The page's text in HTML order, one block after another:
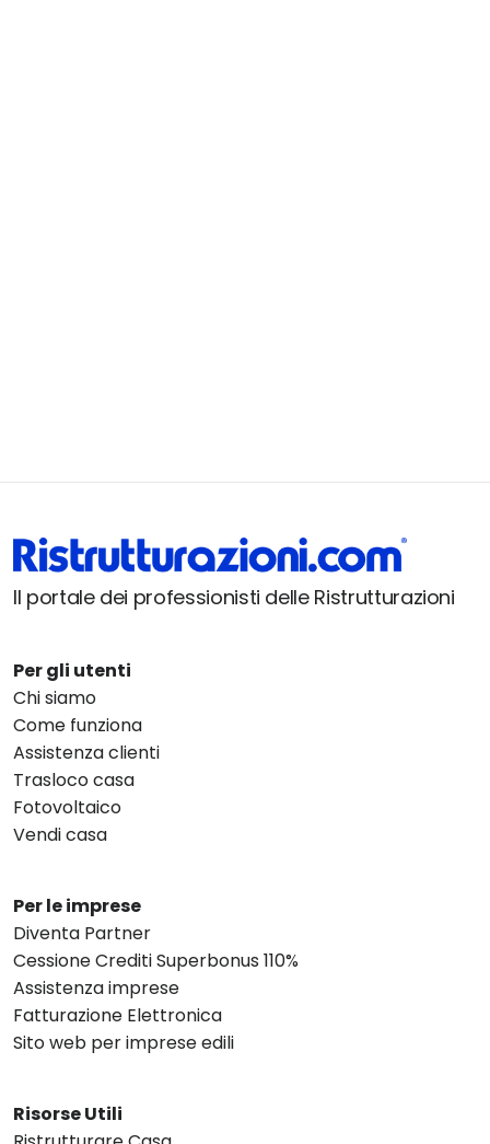
Il portale dei professionisti delle Ristrutturazioni
Per gli utenti
Chi siamo
Come funziona
Assistenza clienti
Trasloco casa
Fotovoltaico
Vendi casa
Per le imprese
Diventa Partner
Cessione Crediti Superbonus 110%
Assistenza imprese
Fatturazione Elettronica
Sito web per imprese edili
Risorse Utili